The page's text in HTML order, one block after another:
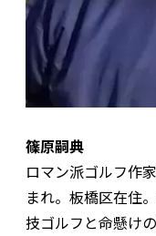
篠原嗣典
ロマン派ゴルフ作
まれ。板橋区在住
技ゴルフと命懸け